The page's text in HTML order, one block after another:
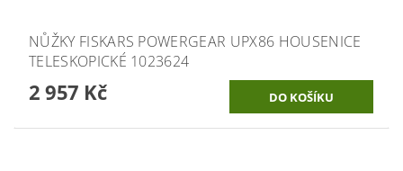
NŮŽKY FISKARS POWERGEAR UPX86 HOUSENICE
TELESKOPICKÉ 1023624
2 957 Kč